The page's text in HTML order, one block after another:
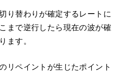
り替わりが確定するレートに
まで逆行したら現在の波が確
ます。
リペイントが生じたポイント